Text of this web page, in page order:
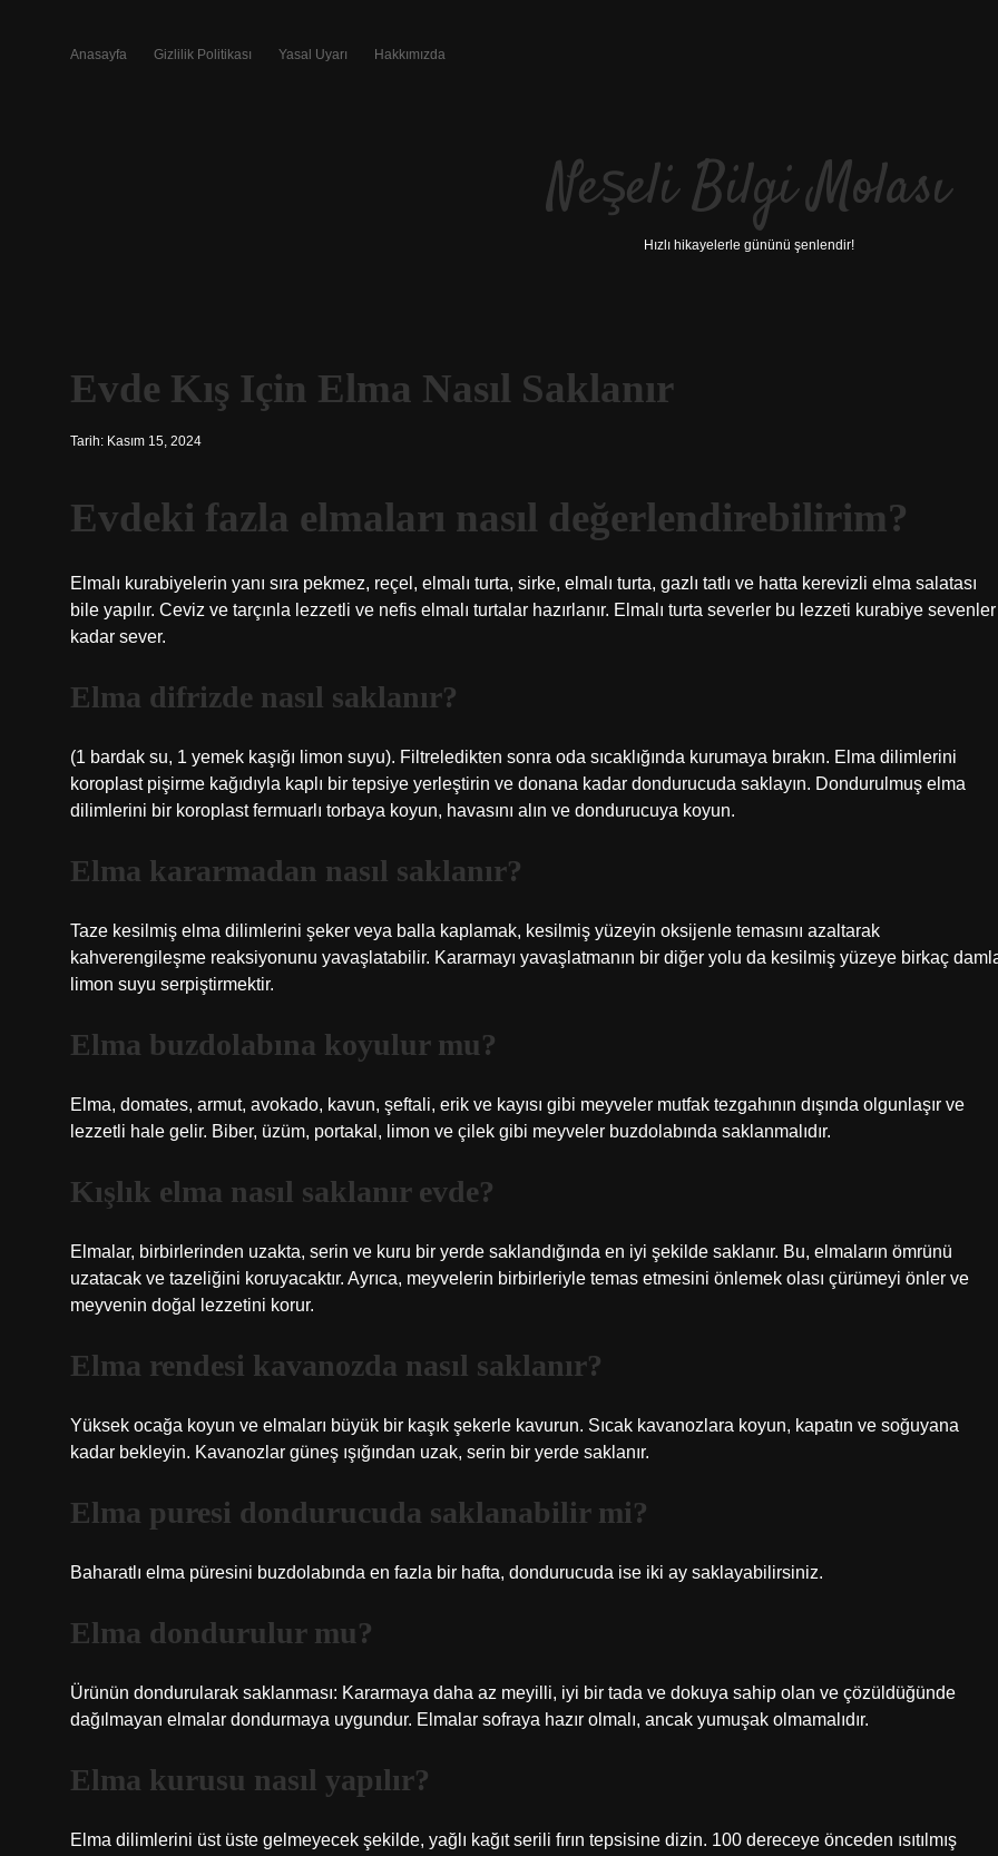
Anasayfa Gizlilik Politikası Yasal Uyarı Hakkımızda
Neşeli Bilgi Molası
Hızlı hikayelerle gününü şenlendir!
Evde Kış Için Elma Nasıl Saklanır
Tarih: Kasım 15, 2024
Evdeki fazla elmaları nasıl değerlendirebilirim?
Elmalı kurabiyelerin yanı sıra pekmez, reçel, elmalı turta, sirke, elmalı turta, gazlı tatlı ve hatta kerevizli elma salatası
bile yapılır. Ceviz ve tarçınla lezzetli ve nefis elmalı turtalar hazırlanır. Elmalı turta severler bu lezzeti kurabiye sevenler
kadar sever.
Elma difrizde nasıl saklanır?
(1 bardak su, 1 yemek kaşığı limon suyu). Filtreledikten sonra oda sıcaklığında kurumaya bırakın. Elma dilimlerini
koroplast pişirme kağıdıyla kaplı bir tepsiye yerleştirin ve donana kadar dondurucuda saklayın. Dondurulmuş elma
dilimlerini bir koroplast fermuarlı torbaya koyun, havasını alın ve dondurucuya koyun.
Elma kararmadan nasıl saklanır?
Taze kesilmiş elma dilimlerini şeker veya balla kaplamak, kesilmiş yüzeyin oksijenle temasını azaltarak
kahverengileşme reaksiyonunu yavaşlatabilir. Kararmayı yavaşlatmanın bir diğer yolu da kesilmiş yüzeye birkaç
limon suyu serpiştirmektir.
Elma buzdolabına koyulur mu?
Elma, domates, armut, avokado, kavun, şeftali, erik ve kayısı gibi meyveler mutfak tezgahının dışında olgunlaşır ve
lezzetli hale gelir. Biber, üzüm, portakal, limon ve çilek gibi meyveler buzdolabında saklanmalıdır.
Kışlık elma nasıl saklanır evde?
Elmalar, birbirlerinden uzakta, serin ve kuru bir yerde saklandığında en iyi şekilde saklanır. Bu, elmaların ömrünü
uzatacak ve tazeliğini koruyacaktır. Ayrıca, meyvelerin birbirleriyle temas etmesini önlemek olası çürümeyi önler ve
meyvenin doğal lezzetini korur.
Elma rendesi kavanozda nasıl saklanır?
Yüksek ocağa koyun ve elmaları büyük bir kaşık şekerle kavurun. Sıcak kavanozlara koyun, kapatın ve soğuyana
kadar bekleyin. Kavanozlar güneş ışığından uzak, serin bir yerde saklanır.
Elma puresi dondurucuda saklanabilir mi?
Baharatlı elma püresini buzdolabında en fazla bir hafta, dondurucuda ise iki ay saklayabilirsiniz.
Elma dondurulur mu?
Ürünün dondurularak saklanması: Kararmaya daha az meyilli, iyi bir tada ve dokuya sahip olan ve çözüldüğünde
dağılmayan elmalar dondurmaya uygundur. Elmalar sofraya hazır olmalı, ancak yumuşak olmamalıdır.
Elma kurusu nasıl yapılır?
Elma dilimlerini üst üste gelmeyecek şekilde, yağlı kağıt serili fırın tepsisine dizin. 100 dereceye önceden ısıtılmış